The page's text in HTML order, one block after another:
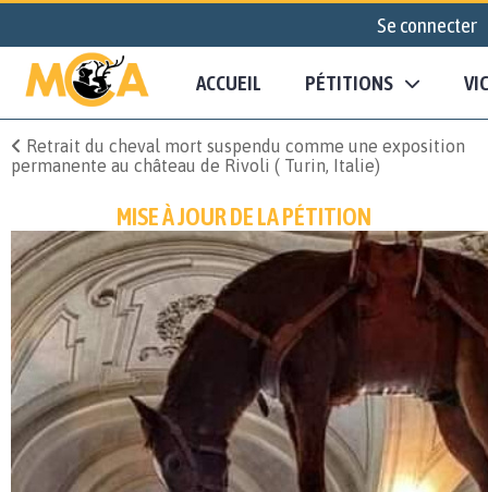
Se connecter
ACCUEIL PÉTITIONS
Retrait du cheval mort suspendu comme une exposition
permanente au château de Rivoli ( Turin, Italie)
MISE À JOUR DE LA PÉTITION